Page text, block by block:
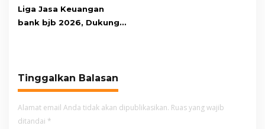
Liga Jasa Keuangan
bank bjb 2026, Dukung
Tinggalkan Balasan
Alamat email Anda tidak akan dipublikasikan. Ruas yang wajib
ditandai *